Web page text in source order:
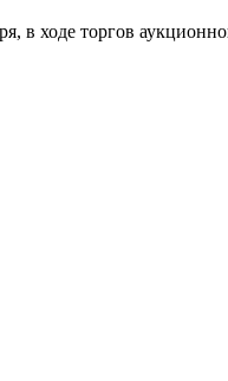
в ходе торгов